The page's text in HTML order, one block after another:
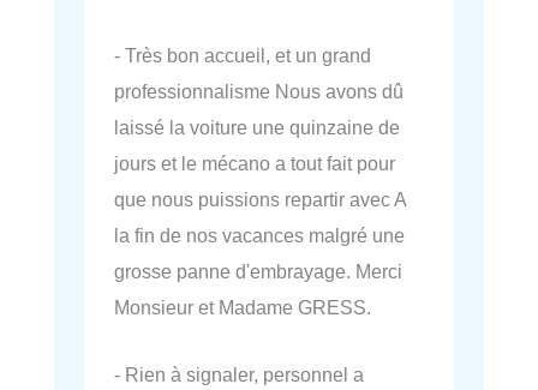
- Très bon accueil, et un grand
professionnalisme Nous avons dû
laissé la voiture une quinzaine de
jours et le mécano a tout fait pour
que nous puissions repartir avec A
la fin de nos vacances malgré une
grosse panne d'embrayage. Merci
Monsieur et Madame GRESS.
- Rien à signaler, personnel a